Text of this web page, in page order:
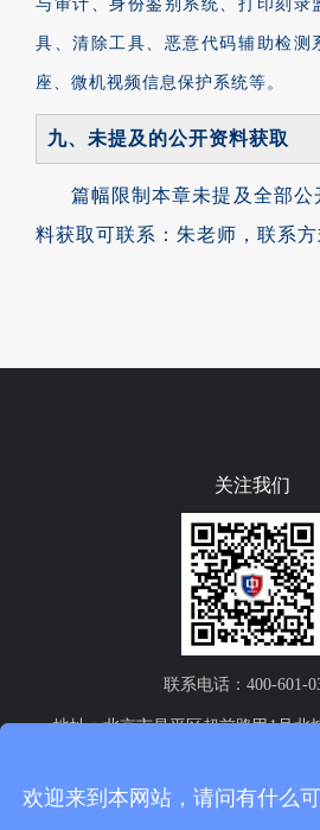
与审计、身份鉴别系统、打印刻录
具、清除工具、恶意代码辅助检测
座、微机视频信息保护系统等。
九、未提及的公开资料获取
篇幅限制本章未提及全部公
料获取可联系：朱老师，联系
关注我们
联系电话：400-601-
地址：北京市昌平区超前路甲1号北
欢迎来到本网站，请问有什么